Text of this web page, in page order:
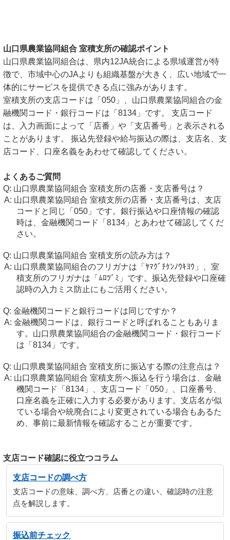
山口県農業協同組合 室積支所の確認ポイント
山口県農業協同組合は、県内12JA統合による県域運営が特
徴で、市域中心のJAよりも組織基盤が大きく、広い地域で一
体的にサービスを提供できる点に強みがあります。
室積支所の支店コードは「050」、山口県農業協同組合の金
融機関コード・銀行コードは「8134」です。 支店コード
は、入力画面によって「店番」や「支店番号」と表示される
ことがあります。 振込先登録や給与振込の際は、支店名、支
店コード、口座名義をあわせて確認してください。
よくあるご質問
山口県農業協同組合 室積支所の店番・支店番号は？
山口県農業協同組合 室積支所の店番・支店番号は、支店
コードと同じ「050」です。銀行振込や口座情報の確認
時は、金融機関コード「8134」とあわせて確認してくだ
さい。
山口県農業協同組合 室積支所の読み方は？
山口県農業協同組合のフリガナは「ﾔﾏｸﾞﾁｹﾝﾉｳｷﾖｳ」、室
積支所のフリガナは「ﾑﾛﾂﾞﾐ」です。振込先登録や口座確
認時の入力ミス防止にもご活用ください。
金融機関コードと銀行コードは同じですか？
金融機関コードは、銀行コードと呼ばれることもありま
す。山口県農業協同組合の金融機関コード・銀行コード
は「8134」です。
山口県農業協同組合 室積支所に振込する際の注意点は？
山口県農業協同組合 室積支所へ振込を行う場合は、金融
機関コード「8134」、支店コード「050」、口座番号、
口座名義を正確に入力する必要があります。支店名が似
ている場合や統廃合により変更されている場合もあるた
め、事前に最新情報を確認することが重要です。
支店コード確認に役立つコラム
支店コードの調べ方
支店コードの意味、調べ方、店番との違い、確認時の注意
点を解説します。
振込前チェック